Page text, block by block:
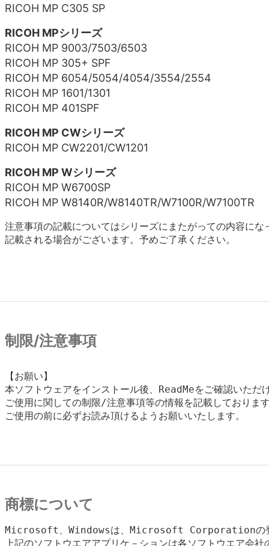
RICOH MP C305 SP
RICOH MPシリーズ
RICOH MP 9003/7503/6503
RICOH MP 305+ SPF
RICOH MP 6054/5054/4054/3554/2554
RICOH MP 1601/1301
RICOH MP 401SPF
RICOH MP CWシリーズ
RICOH MP CW2201/CW1201
RICOH MP Wシリーズ
RICOH MP W6700SP
RICOH MP W8140R/W8140TR/W7100R/W7100TR
注意事項の記載についてはシリーズにまたがっての内容に
記載される場合がございます。予めご了承ください。
制限/注意事項
【お願い】
本ソフトウェアをインストール後、ReadMeをご確認いただ
ご使用に関しての制限/注意事項等の情報を記載しておりま
ご使用の前に必ずお読み頂けるようお願いいたします。
商標について
Microsoft、Windowsは、Microsoft Corporationの登
上記のソフトウエアアプリケ－ションは各ソフトウエア会社